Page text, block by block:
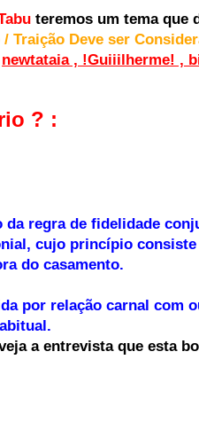
teremos um tema que
Traição Deve ser
newtataia , !Guiiilherme! ,
? :
da regra de fidelidade
cujo princípio consiste
do casamento.
por relação carnal com
a entrevista que esta